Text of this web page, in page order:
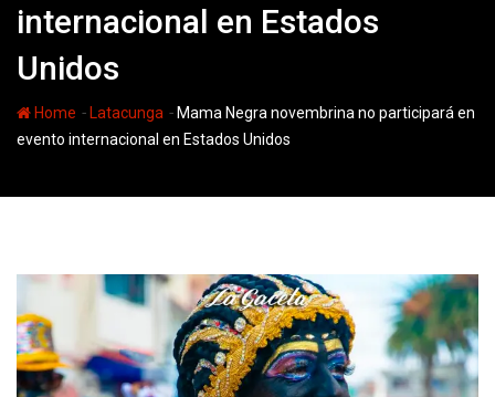
internacional en Estados
Unidos
Home - Latacunga - Mama Negra novembrina no participará en
evento internacional en Estados Unidos